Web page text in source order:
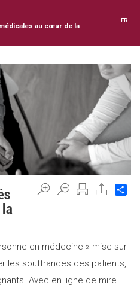
au cœur de la
FR
en médecine » mise sur
les souffrances des patients,
Avec en ligne de mire